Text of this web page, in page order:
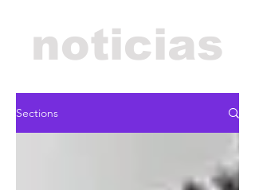
noticias
Sections